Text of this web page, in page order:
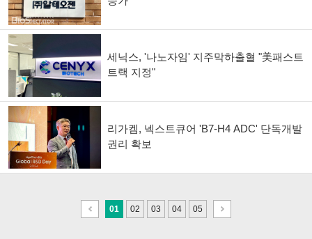
세닉스, '나노자임' 지주막하출혈 "美패스트
트랙 지정"
리가켐, 넥스트큐어 'B7-H4 ADC' 단독개발
권리 확보
이
전
01 02 03 04 05
다
음